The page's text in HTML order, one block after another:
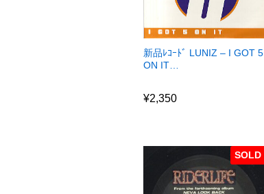
新品ﾚｺｰﾄﾞ LUNIZ – I GOT 5
ON IT…
¥2,350
SOLD